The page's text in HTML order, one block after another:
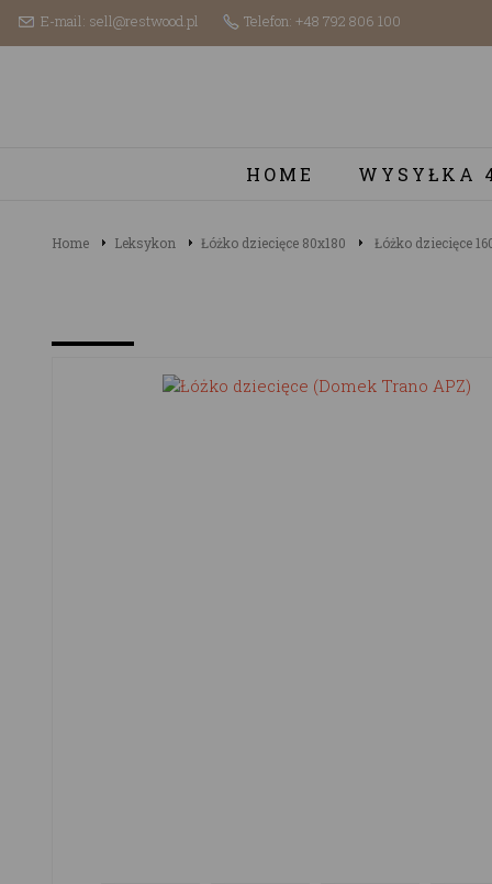
E-mail: sell@restwood.pl Telefon: +48 792 806 100
HOME WYSYŁKA
Home Leksykon Łóżko dziecięce 80x180 Łóżko dziecięce